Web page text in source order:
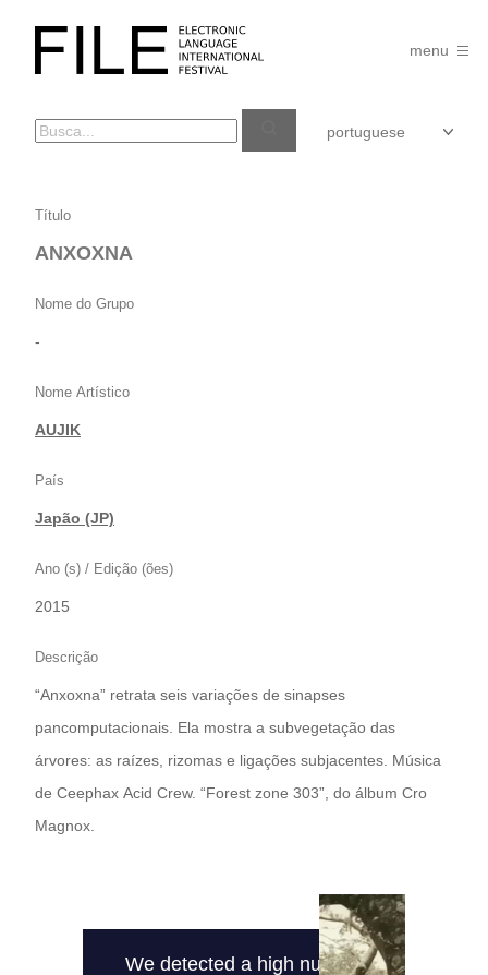
FILE
FESTIVAL
menu
ANXOXNA
Título
ANXOXNA
Nome do Grupo
-
Nome Artístico
AUJIK
País
Japão (JP)
Ano (s) / Edição (ões)
2015
Descrição
“Anxoxna” retrata seis variações de sinapses
pancomputacionais. Ela mostra a subvegetação das
árvores: as raízes, rizomas e ligações subjacentes. Música
de Ceephax Acid Crew. “Forest zone 303”, do álbum Cro
Magnox.